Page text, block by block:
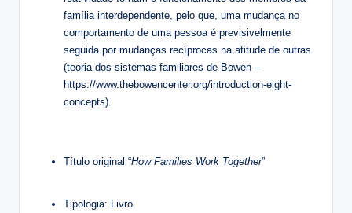
família interdependente, pelo que, uma mudança no
comportamento de uma pessoa é previsivelmente
seguida por mudanças recíprocas na atitude de outras
(teoria dos sistemas familiares de Bowen –
https://www.thebowencenter.org/introduction-eight-
concepts).
Título original “How Families Work Together”
Tipologia: Livro